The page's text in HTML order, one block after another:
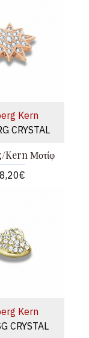
Kern
CRYSTAL
Kern Μοτίφ
Kern
CRYSTAL